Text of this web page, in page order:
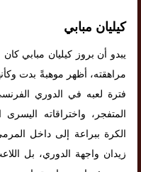
كيليان مبابي
يبدو أن بروز كيليان مبابي
مراهقته، أظهر موهبةً بدت
فترة لعبه في الدوري
المتفجر، واختراقاته اليسرى
الكرة ببراعة إلى داخل
زيدان واجهة الدوري، بل